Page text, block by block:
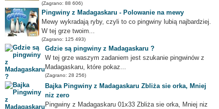
(Zagrano: 88 606)
Pingwiny z Madagaskaru - Polowanie na mewy
Mewy wykradają ryby, czyli to co pingwiny lubią najbardziej.
W tej grze twoim...
(Zagrano: 125 493)
Gdzie są pingwiny z Madagaskaru ?
W tej grze waszym zadaniem jest szukanie pingwinów z
Madagaskaru, które pokaz...
(Zagrano: 28 256)
Bajka Pingwiny z Madagaskaru Zbliża sie orka, Mniej
niz zero
Pingwiny z Madagaskaru 01x33 Zbliża sie orka, Mniej niz